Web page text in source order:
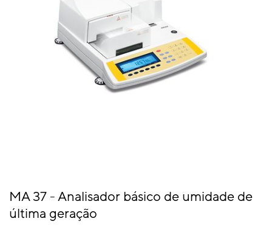
MA 37 - Analisador básico de umidade de
última geração